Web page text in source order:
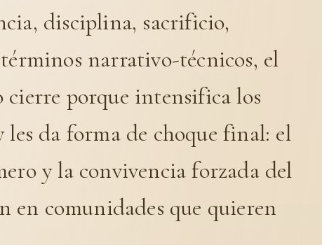
disciplina, sacrificio,
narrativo-técnicos, el
porque intensifica los
da forma de choque final: el
y la convivencia forzada del
en comunidades que quieren